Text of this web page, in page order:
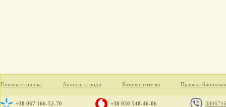
Головна сторінка Анонси та події Каталог готелів Правила
+38 067 166-52-70 +38 050 548-46-06